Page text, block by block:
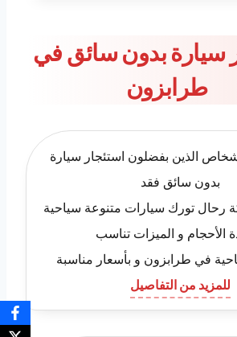
سيارة بدون سائق في
طرابزون
الذين بفضلون استئجار سيارة
بدون سائق فقد
تورك سيارات متنوعة سياحية
الأحجام و الميزات تناسب
في طرابزون و بأسعار مناسبة
للمزيد من التفاصيل